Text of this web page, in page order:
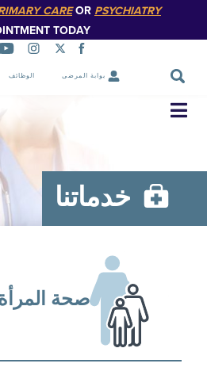
YOURPRIMARY CAREOR
APPOINTMENT TODAY.
بوابة المرضى الوظائف
تخطي
التنقل
خدماتنا
صحة المرأة